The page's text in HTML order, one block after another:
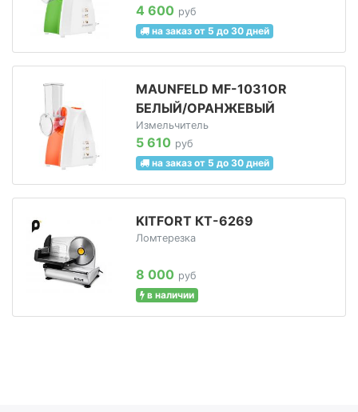
4 600 руб
на заказ от 5 до 30 дней
MAUNFELD MF-1031OR
БЕЛЫЙ/ОРАНЖЕВЫЙ
Измельчитель
5 610 руб
на заказ от 5 до 30 дней
KITFORT КТ-6269
Ломтерезка
8 000 руб
в наличии